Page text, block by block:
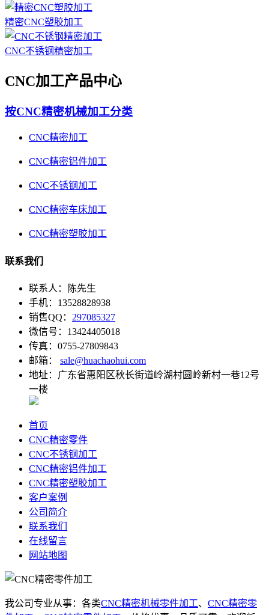
精密CNC塑胶加工
CNC不锈钢精密加工
CNC加工产品中心
按CNC精密机械加工分类
CNC精密加工
CNC精密铝件加工
CNC不锈钢加工
CNC精密车床加工
CNC精密塑胶加工
联系我们
联系人：陈先生
手机：13528828938
销售QQ： 297085327
微信号：13424405018
传真：0755-27809843
邮箱： sale@huachaohui.com
地址：广东省惠阳区秋长街道岭湖村圆岭新村一巷12号
一楼
首页
CNC精密零件
CNC不锈钢加工
CNC精密铝件加工
CNC精密塑胶加工
客户案例
公司简介
联系我们
在线留言
网站地图
我公司专业从事：各类CNC精密机械零件加工、 CNC精密零